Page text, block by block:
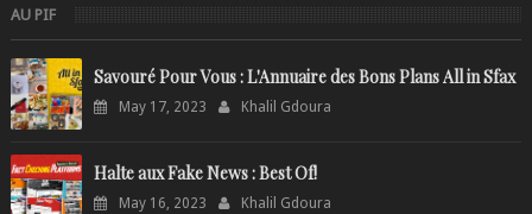
AU PIF
Savouré Pour Vous : L'Annuaire des Bons Plans All in Sfax
May 17, 2023 Khalil Gdoura
Halte aux Fake News : Best Of!
May 16, 2023 Khalil Gdoura